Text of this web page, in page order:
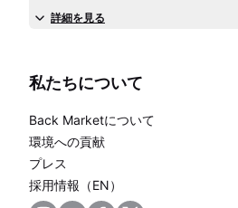
詳細を見る
私たちについて
Back Marketについて
環境への貢献
プレス
採用情報（EN）